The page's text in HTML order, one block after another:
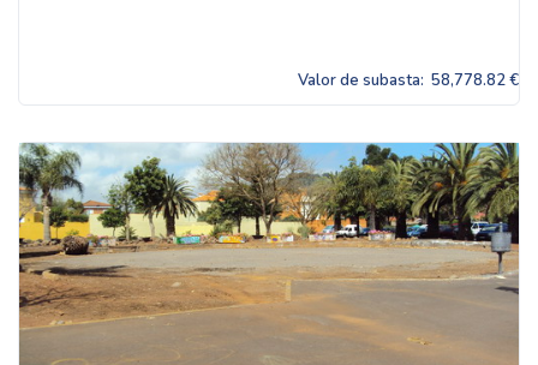
Valor de subasta: 58,778.82 €